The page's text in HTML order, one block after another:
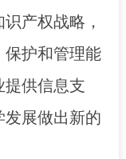
产权战略，
保护和管理能
提供信息支
展做出新的